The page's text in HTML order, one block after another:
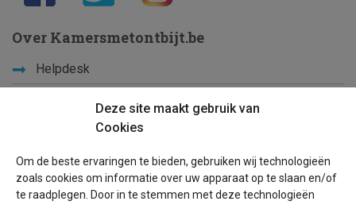
Deze site maakt gebruik van
Cookies
Om de beste ervaringen te bieden, gebruiken wij technologieën
zoals cookies om informatie over uw apparaat op te slaan en/of
te raadplegen. Door in te stemmen met deze technologieën
Over Kamersmetontbijt.be
Helpdesk
Schoolvakanties
Leer ons kennen
Privacy